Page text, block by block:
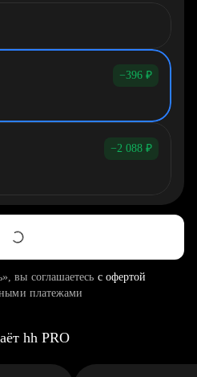
−396 ₽
−2 088 ₽
вы соглашаетесь с офертой
платежами
hh PRO